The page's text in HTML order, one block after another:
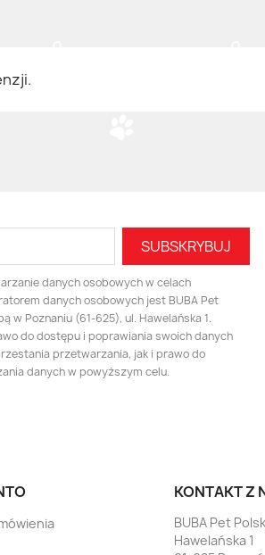
danych osobowych w celach
danych osobowych jest BUBA Pet
w Poznaniu (61-625), ul. Hawelańska 1.
do dostępu i poprawiania swoich danych
przetwarzania, jak i prawo do
danych w powyższym celu.
KONTAKT Z
BUBA Pet
Hawelańska 1